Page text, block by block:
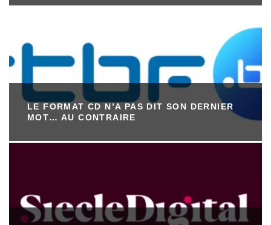
LE FORMAT CD N’A PAS DIT SON DERNIER
MOT… AU CONTRAIRE